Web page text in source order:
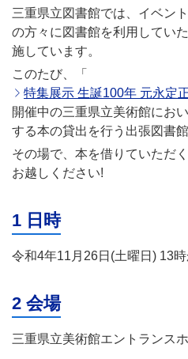
三重県立図書館では、イベン
の方々に図書館を利用してい
施しています。
このたび、「
特集展示 生誕100年 元永定
開催中の三重県立美術館にお
する本の貸出を行う出張図書
その場で、本を借りていただ
お越しください!
1 日時
令和4年11月26日(土曜日) 13
2 会場
三重県立美術館エントランス